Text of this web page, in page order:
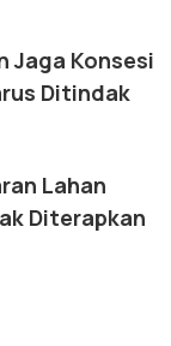
Jaga Konsesi
Ditindak
Lahan
Diterapkan